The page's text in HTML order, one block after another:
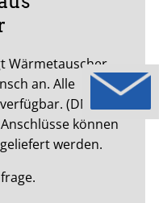
Wärmetauscher
an. Alle
(DN12,
können
werden.